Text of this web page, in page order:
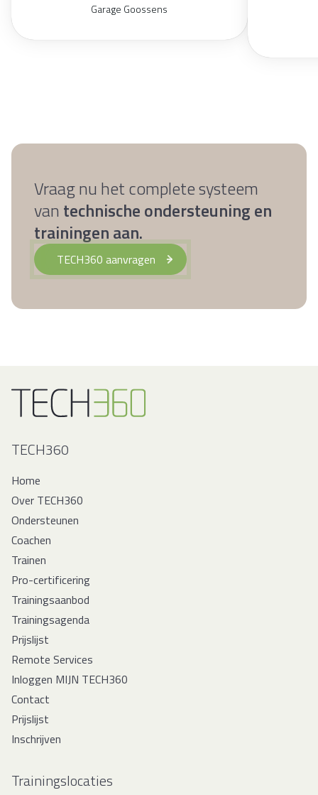
Garage Goossens
Vraag nu het complete systeem
van technische ondersteuning en
trainingen aan.
TECH360 aanvragen
TECH360
Home
Over TECH360
Ondersteunen
Coachen
Trainen
Pro-certificering
Trainingsaanbod
Trainingsagenda
Prijslijst
Remote Services
Inloggen MIJN TECH360
Contact
Prijslijst
Inschrijven
Trainingslocaties